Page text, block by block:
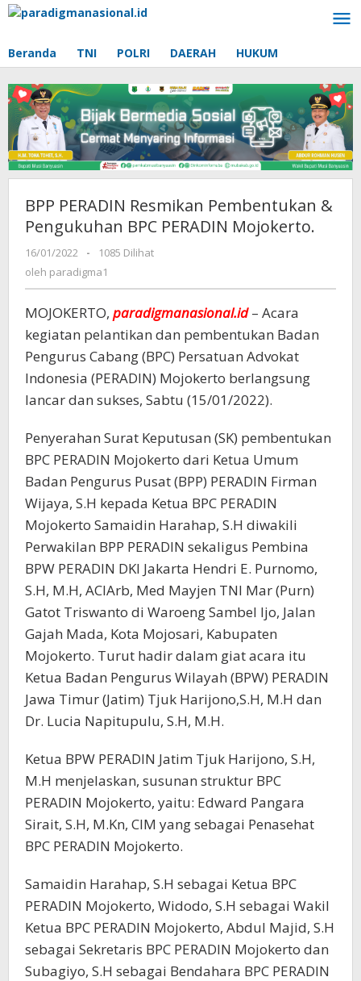
Lewati
Beranda TNI POLRI DAERAH HUKUM
BPP PERADIN Resmikan Pembentukan &
Pengukuhan BPC PERADIN Mojokerto.
16/01/2022
oleh
paradigma1
-
1085 Dilihat
oleh paradigma1
MOJOKERTO, paradigmanasional.id– Acara
kegiatan pelantikan dan pembentukan Badan
Pengurus Cabang (BPC) Persatuan Advokat
Indonesia (PERADIN) Mojokerto berlangsung
lancar dan sukses, Sabtu (15/01/2022).
Penyerahan Surat Keputusan (SK) pembentukan
BPC PERADIN Mojokerto dari Ketua Umum
Badan Pengurus Pusat (BPP) PERADIN Firman
Wijaya, S.H kepada Ketua BPC PERADIN
Mojokerto Samaidin Harahap, S.H diwakili
Perwakilan BPP PERADIN sekaligus Pembina
BPW PERADIN DKI Jakarta Hendri E. Purnomo,
S.H, M.H, ACIArb, Med Mayjen TNI Mar (Purn)
Gatot Triswanto di Waroeng Sambel Ijo, Jalan
Gajah Mada, Kota Mojosari, Kabupaten
Mojokerto. Turut hadir dalam giat acara itu
Ketua Badan Pengurus Wilayah (BPW) PERADIN
Jawa Timur (Jatim) Tjuk Harijono,S.H, M.H dan
Dr. Lucia Napitupulu, S.H, M.H.
Ketua BPW PERADIN Jatim Tjuk Harijono, S.H,
M.H menjelaskan, susunan struktur BPC
PERADIN Mojokerto, yaitu: Edward Pangara
Sirait, S.H, M.Kn, CIM yang sebagai Penasehat
BPC PERADIN Mojokerto.
Samaidin Harahap, S.H sebagai Ketua BPC
PERADIN Mojokerto, Widodo, S.H sebagai Wakil
Ketua BPC PERADIN Mojokerto, Abdul Majid, S.H
sebagai Sekretaris BPC PERADIN Mojokerto dan
Subagiyo, S.H sebagai Bendahara BPC PERADIN